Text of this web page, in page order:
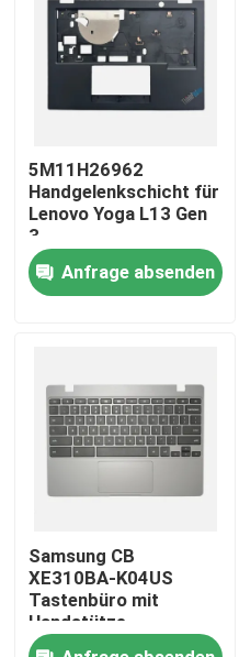
Haus
Videos
Über uns
Fabrik-Ausflug
Treten Sie mit uns in
Lenovo-LCD-
Dell-LCD-Bildschirm-
5M11H26962
Handgelenkschicht für
Lenovo Yoga L13 Gen
3
Anfrage absenden
Samsung CB
XE310BA-K04US
Tastenbüro mit
Handstütze
Dunkelgrau BA98-